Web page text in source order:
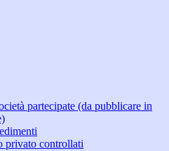
partecipate (da pubblicare in
privato controllati